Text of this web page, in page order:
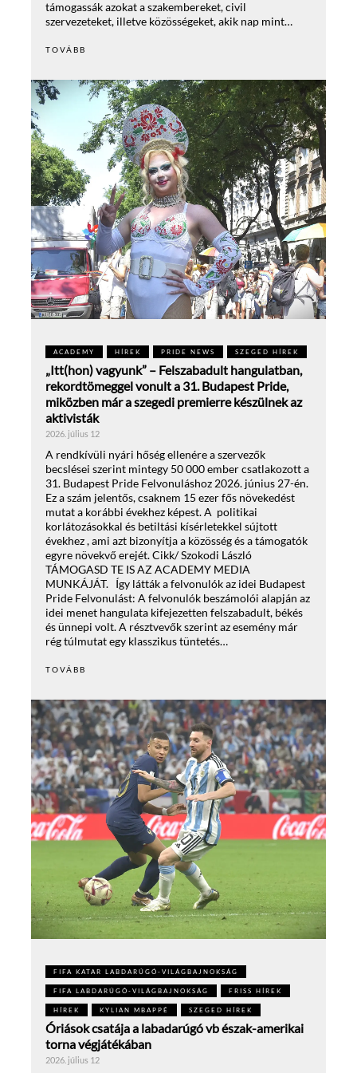
támogassák azokat a szakembereket, civil
szervezeteket, illetve közösségeket, akik nap mint…
TOVÁBB
ACADEMY HÍREK PRIDE NEWS SZEGED HÍREK
„Itt(hon) vagyunk” – Felszabadult hangulatban,
rekordtömeggel vonult a 31. Budapest Pride,
miközben már a szegedi premierre készülnek az
aktivisták
2026. július 12
A rendkívüli nyári hőség ellenére a szervezők
becslései szerint mintegy 50 000 ember csatlakozott a
31. Budapest Pride Felvonuláshoz 2026. június 27-én.
Ez a szám jelentős, csaknem 15 ezer fős növekedést
mutat a korábbi évekhez képest. A politikai
korlátozásokkal és betiltási kísérletekkel sújtott
évekhez , ami azt bizonyítja a közösség és a támogatók
egyre növekvő erejét. Cikk/ Szokodi László
TÁMOGASD TE IS AZ ACADEMY MEDIA
MUNKÁJÁT. Így látták a felvonulók az idei Budapest
Pride Felvonulást: A felvonulók beszámolói alapján az
idei menet hangulata kifejezetten felszabadult, békés
és ünnepi volt. A résztvevők szerint az esemény már
rég túlmutat egy klasszikus tüntetés…
TOVÁBB
FIFA KATAR LABDARÚGÓ-VILÁGBAJNOKSÁG
FIFA LABDARÚGÓ-VILÁGBAJNOKSÁG FRISS HÍREK
HÍREK KYLIAN MBAPPÉ SZEGED HÍREK
Óriások csatája a labadarúgó vb észak-amerikai
torna végjátékában
2026. július 12